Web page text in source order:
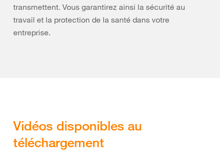
transmettent. Vous garantirez ainsi la sécurité au
travail et la protection de la santé dans votre
entreprise.
Vidéos disponibles au
téléchargement